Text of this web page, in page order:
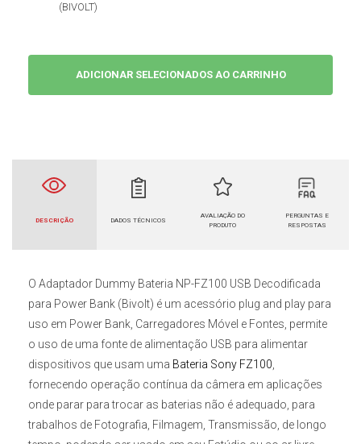
(BIVOLT)
ADICIONAR SELECIONADOS AO CARRINHO
DESCRIÇÃO DADOS TÉCNICOS
AVALIAÇÃO DO
PRODUTO
PERGUNTAS E
RESPOSTAS
O Adaptador Dummy Bateria NP-FZ100 USB Decodificada
para Power Bank (Bivolt) é um acessório plug and play para
uso em Power Bank, Carregadores Móvel e Fontes, permite
o uso de uma fonte de alimentação USB para alimentar
dispositivos que usam uma Bateria Sony FZ100,
fornecendo operação contínua da câmera em aplicações
onde parar para trocar as baterias não é adequado, para
trabalhos de Fotografia, Filmagem, Transmissão, de longo